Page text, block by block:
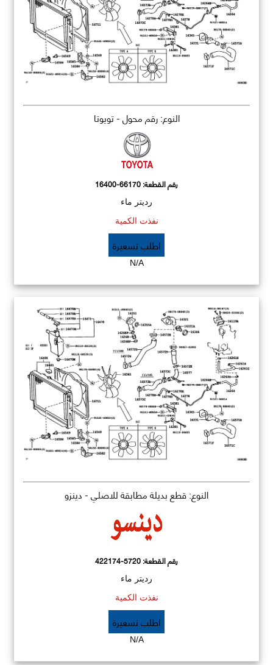
النوع: رقم محول - تويوتا
رقم القطعة:16400-66170
رديتر ماء
نفذت الكمية
اطلب تسعيرة
N/A
النوع: قطع بديلة مطابقة للاصلي - دينزو
رقم القطعة:422174-5720
رديتر ماء
نفذت الكمية
اطلب تسعيرة
N/A